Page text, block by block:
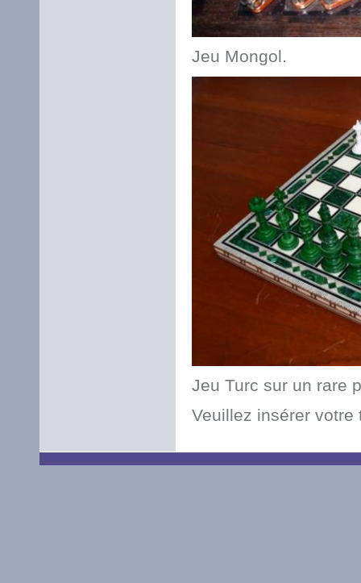
Jeu Mongol.
Jeu Turc sur un rare
Veuillez insérer votre